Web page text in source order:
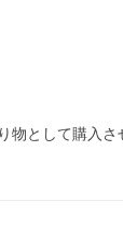
として購入